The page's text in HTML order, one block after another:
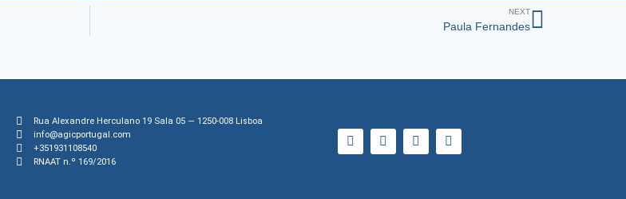
NEXT
Paula Fernandes
Rua Alexandre Herculano 19 Sala 05 — 1250-008 Lisboa
info@agicportugal.com
+351931108540
RNAAT n.º 169/2016